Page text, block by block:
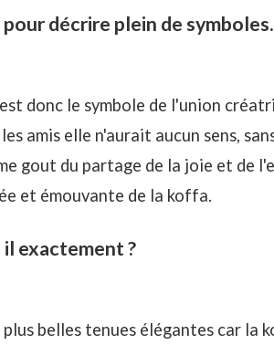
décrire plein de
donc le symbole de l'union
amis elle n'aurait aucun sens,
gout du partage de la joie et de
et émouvante de la koffa.
exactement ?
belles tenues élégantes car la